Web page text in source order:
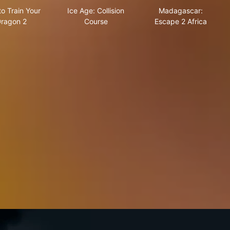
Train Your
2
Ice Age: Collision
Course
Madagascar:
Escape 2 Africa